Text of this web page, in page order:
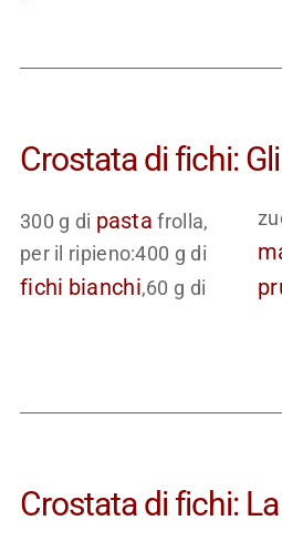
Crostata di fichi:
300 g di pasta frolla,
per il ripieno:400 g di
fichi bianchi,60 g di
Crostata di fichi: